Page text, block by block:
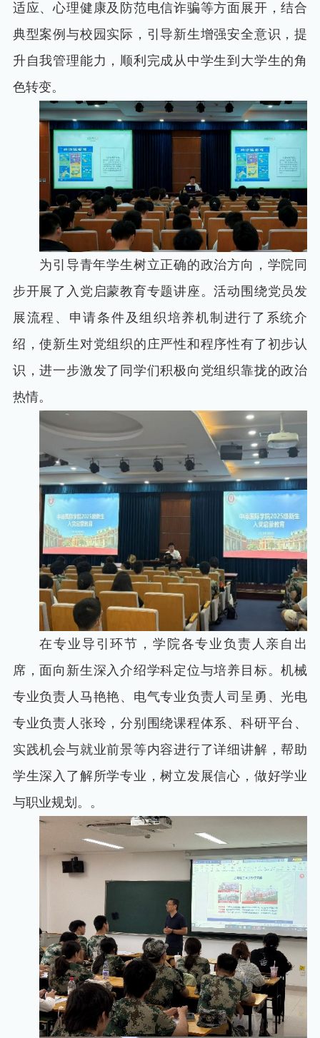
适应、心理健康及防范电信诈骗等方面展开，结合
典型案例与校园实际，引导新生增强安全意识，提
升自我管理能力，顺利完成从中学生到大学生的角
色转变。
为引导青年学生树立正确的政治方向，学院同
步开展了入党启蒙教育专题讲座。活动围绕党员发
展流程、申请条件及组织培养机制进行了系统介
绍，使新生对党组织的庄严性和程序性有了初步认
识，进一步激发了同学们积极向党组织靠拢的政治
热情。
在专业导引环节，学院各专业负责人亲自出
席，面向新生深入介绍学科定位与培养目标。机械
专业负责人马艳艳、电气专业负责人司呈勇、光电
专业负责人张玲，分别围绕课程体系、科研平台、
实践机会与就业前景等内容进行了详细讲解，帮助
学生深入了解所学专业，树立发展信心，做好学业
与职业规划。。